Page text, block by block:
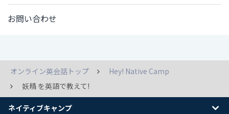
お問い合わせ
オンライン英会話トップ
Hey! Native Camp
妖精 を英語で教えて!
ネイティブキャンプ